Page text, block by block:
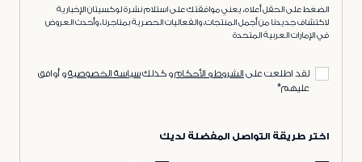
الضغط على الحقل أعلاه، يعني موافقتك على استلام نشرة لوكسيتان الإخبارية
لاكتشاف جديدنا من أجمل المنتجات، والفعاليات الحصرية بمتاجرنا، وأحدث العروض
في الإمارات العربية المتحدة
لقد اطلعت على الشروط و الأحكامو كذلكسياسة الخصوصيةو أوافق
عليهم*
اختر طريقة التواصل المفضلة لديك